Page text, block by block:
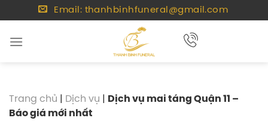
đến
nội
Email: thanhbinhfuneral@gmail.com
Trang chủ Dịch vụ
Dịch vụ mai táng Quận 11 –
Báo giá mới nhất